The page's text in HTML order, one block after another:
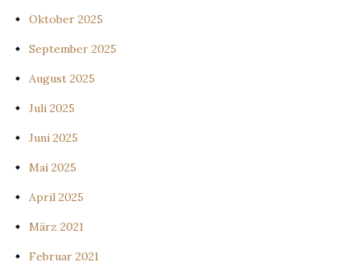
Oktober 2025
September 2025
August 2025
Juli 2025
Juni 2025
Mai 2025
April 2025
März 2021
Februar 2021